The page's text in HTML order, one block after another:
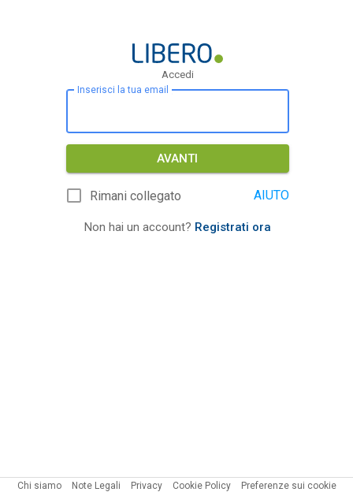
Accedi
Inserisci la tua email
AVANTI
Rimani collegato AIUTO
Non hai un account? Registrati ora
Chi siamo Note Legali Privacy Cookie Policy
Preferenze sui cookie